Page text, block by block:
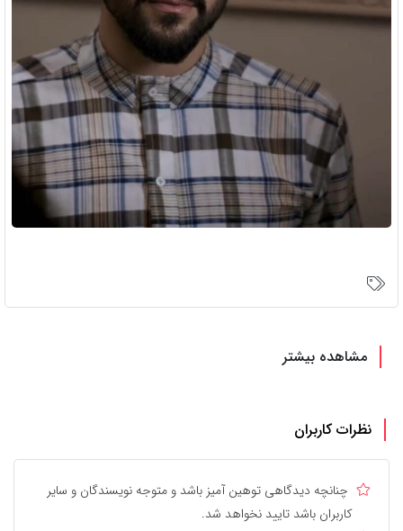
مشاهده بیشتر
نظرات کاربران
چنانچه دیدگاهی توهین آمیز باشد و متوجه نویسندگان و سایر
کاربران باشد تایید نخواهد شد.